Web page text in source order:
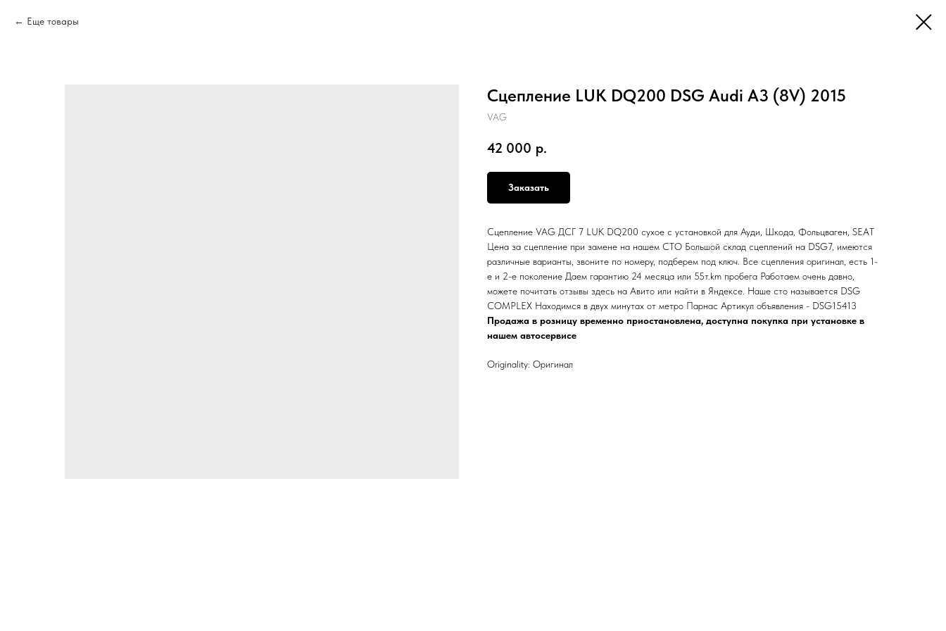
Еще товары
Сцепление LUK DQ200 DSG Audi A3 (8V) 2015
VAG
42 000 р.
Заказать
Сцепление VAG ДСГ 7 LUK DQ200 сухое с установкой для Ауди, Шкода, Фольцваген, SEAT
Цена за сцепление при замене на нашем СТО Большой склад сцеплений на DSG7, имеются
различные варианты, звоните по номеру, подберем под ключ. Все сцепления оригинал, есть 1-
е и 2-е поколение Даем гарантию 24 месяца или 55т.km пробега Работаем очень давно,
можете почитать отзывы здесь на Авито или найти в Яндексе. Наше сто называется DSG
COMPLEX Находимся в двух минутах от метро Парнас Артикул объявления - DSG15413
Продажа в розницу временно приостановлена, доступна покупка при установке в
нашем автосервисе
Originality: Оригинал